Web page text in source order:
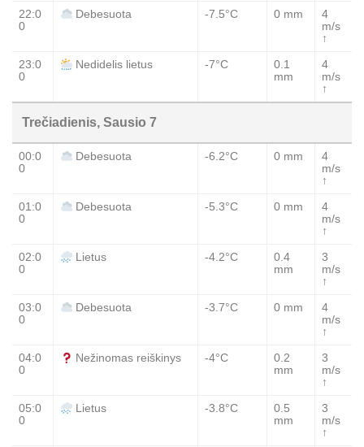
22:0
0
Debesuota -7.5°C 0 mm
4
m/s
↑
23:0
0
Nedidelis lietus -7°C
0.1
mm
4
m/s
↑
Trečiadienis, Sausio 7
00:0
0
Debesuota -6.2°C 0 mm
4
m/s
↑
01:0
0
Debesuota -5.3°C 0 mm
4
m/s
↑
02:0
0
Lietus -4.2°C
0.4
mm
3
m/s
↑
03:0
0
Debesuota -3.7°C 0 mm
4
m/s
↑
04:0
0
Nežinomas reiškinys -4°C
0.2
mm
3
m/s
↑
05:0
0
Lietus -3.8°C
0.5
mm
3
m/s
↑